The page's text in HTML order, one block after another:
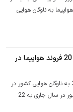
و گفت: طی دو ماه گذشته 14 فروند هواپیما به ناوگان هوایی
ورود 2 فروند ایرباس 320 به ناوگان هوایی/ واردات 20 فروند هواپیما در
رئیس سازمان هواپیمایی کشوری از ورود دو فروند ایرباس 320 به ناوگان هوایی کشور در
دو هفته اخیر خبر داد و گفت: مجموع واردات هواپیما به کشور در سال جاری به 22